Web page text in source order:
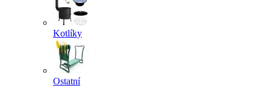
Kotlíky
Ostatní